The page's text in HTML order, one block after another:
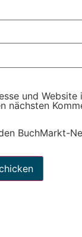
und Website
nächsten
BuchMarkt-